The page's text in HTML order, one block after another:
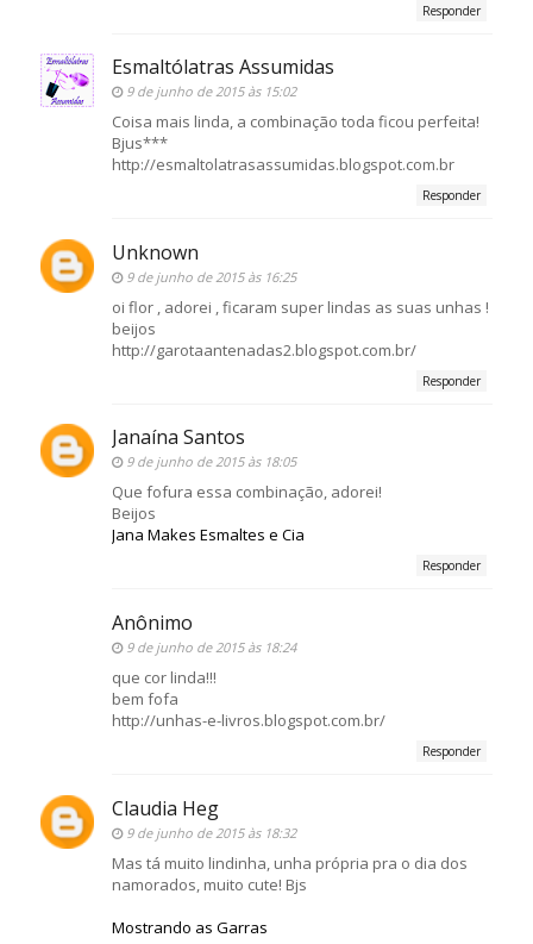
Responder
Esmaltólatras Assumidas
9 de junho de 2015 às 15:02
Coisa mais linda, a combinação toda ficou perfeita!
Bjus***
http://esmaltolatrasassumidas.blogspot.com.br
Responder
Unknown
9 de junho de 2015 às 16:25
oi flor , adorei , ficaram super lindas as suas unhas !
beijos
http://garotaantenadas2.blogspot.com.br/
Responder
Janaína Santos
9 de junho de 2015 às 18:05
Que fofura essa combinação, adorei!
Beijos
Jana Makes Esmaltes e Cia
Responder
Anônimo
9 de junho de 2015 às 18:24
que cor linda!!!
bem fofa
http://unhas-e-livros.blogspot.com.br/
Responder
Claudia Heg
9 de junho de 2015 às 18:32
Mas tá muito lindinha, unha própria pra o dia dos
namorados, muito cute! Bjs
Mostrando as Garras